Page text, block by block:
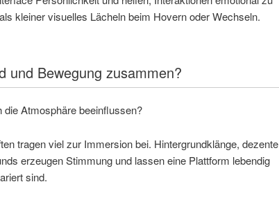
kleiner visuelles Lächeln beim Hovern oder Wechseln.
und Bewegung zusammen?
die Atmosphäre beeinflussen?
tragen viel zur Immersion bei. Hintergrundklänge, dezente
erzeugen Stimmung und lassen eine Plattform lebendig
sind.